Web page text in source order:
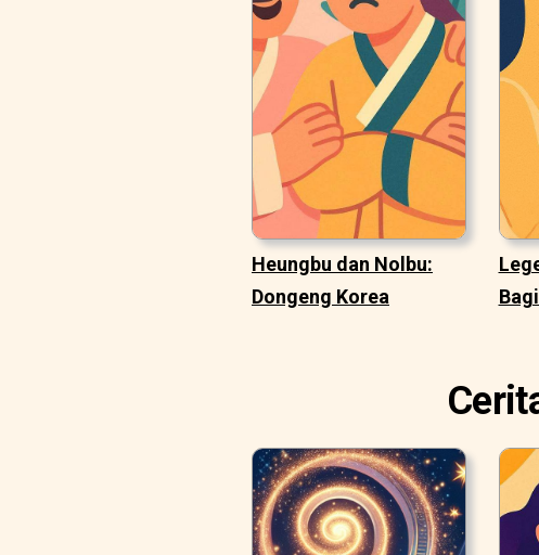
Heungbu dan Nolbu:
Dongeng Korea